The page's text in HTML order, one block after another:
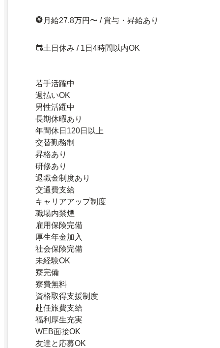
月給27.8万円〜 / 賞与・昇給あり
土日休み / 1日4時間以内OK
若手活躍中
週払いOK
男性活躍中
長期休暇あり
年間休日120日以上
交替勤務制
昇格あり
研修あり
退職金制度あり
交通費支給
キャリアアップ制度
職場内禁煙
雇用保険完備
厚生年金加入
社会保険完備
未経験OK
寮完備
寮費無料
資格取得支援制度
赴任旅費支給
福利厚生充実
WEB面接OK
友達と応募OK